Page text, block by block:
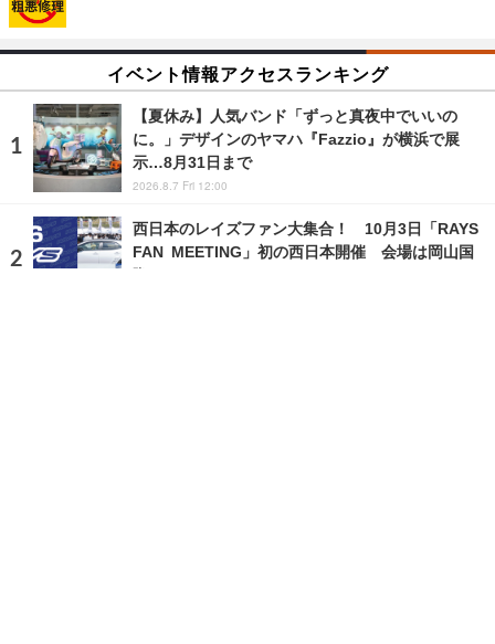
イベント情報アクセスランキング
【夏休み】人気バンド「ずっと真夜中でいいの
に。」デザインのヤマハ『Fazzio』が横浜で展
示…8月31日まで
2026.8.7 Fri 12:00
西日本のレイズファン大集合！ 10月3日「RAYS
FAN MEETING」初の西日本開催 会場は岡山国